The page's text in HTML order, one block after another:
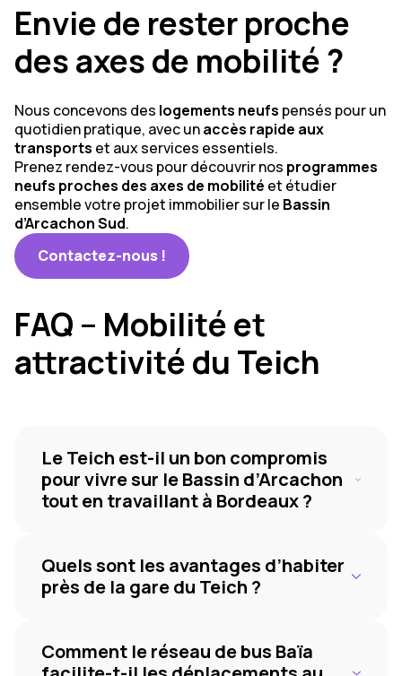
Envie de rester proche
des axes de mobilité ?
Nous concevons des logements neufs pensés pour un
quotidien pratique, avec unaccès rapide aux
transports et aux services essentiels.
Prenez rendez-vous pour découvrir nos programmes
neufs proches des axes de mobilité et étudier
ensemble votre projet immobilier sur le Bassin
d’Arcachon Sud.
Contactez-nous !
FAQ – Mobilité et
attractivité du Teich
Le Teich est-il un bon compromis
pour vivre sur le Bassin d’Arcachon
tout en travaillant à Bordeaux ?
Saint-Jean est accessible en moins de 40
minutes. Cette desserte régulière permet aux
actifs de profiter du cadre de vie du Bassin
Quels sont les avantages d’habiter
près de la gare du Teich ?
déplacements quotidiens vers Bordeaux et
Arcachon, réduit la dépendance à la voiture et
Comment le réseau de bus Baïa